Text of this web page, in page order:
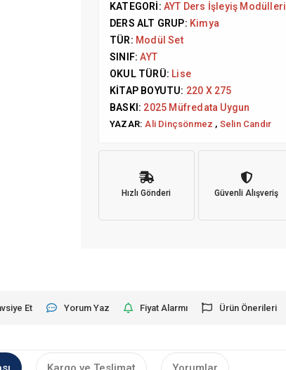
KATEGORI: AYT Ders İşleyiş Modülleri
DERS ALT GRUP: Kimya
TÜR: Modül Set
SINIF:AYT
OKUL TÜRÜ: Lise
KITAP BOYUTU: 220 X 275
BASKI: 2025 Müfredata Uygun
YAZAR:Ali Dinçsönmez , Selin Candır
Hızlı Gönderi Güvenli Alışveriş
Et Yorum Yaz Fiyat Alarmı Ürün Önerileri